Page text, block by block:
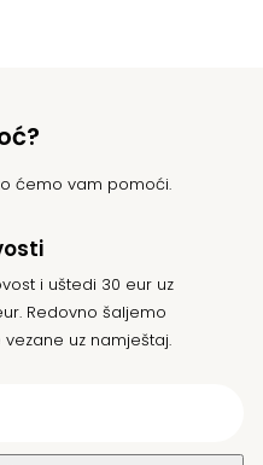
ćemo vam pomoći.
i uštedi 30 eur uz
Redovno šaljemo
uz namještaj.